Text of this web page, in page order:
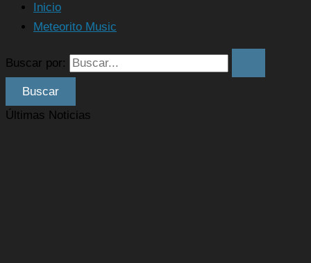
Inicio
Meteorito Music
Buscar por:
Últimas Noticias